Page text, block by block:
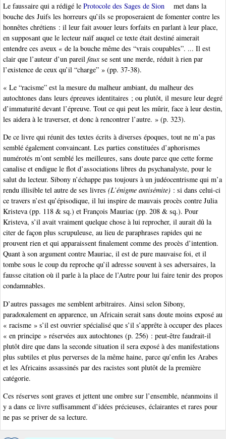
Le faussaire qui a rédigé le Protocole des Sages de Sion
met dans la
bouche des Juifs les horreurs qu’ils se proposeraient de fomenter contre les
honnêtes chrétiens : il leur fait avouer leurs forfaits en parlant à leur place,
en supposant que le lecteur naïf auquel ce texte était destiné aimerait
entendre ces aveux « de la bouche même des “vrais coupables”. ... Il est
clair que l’auteur d’un pareil fauxse sent une merde, réduit à rien par
l’existence de ceux qu’il “charge” » (pp. 37-38).
« Le “racisme” est la mesure du malheur ambiant, du malheur des
autochtones dans leurs épreuves identitaires ; ou plutôt, il mesure leur degré
d’immaturité devant l’épreuve. Tout ce qui peut les mûrir, face à leur destin,
les aidera à le traverser, et donc à rencontrer l’autre. » (p. 323).
De ce livre qui réunit des textes écrits à diverses époques, tout ne m’a pas
semblé également convaincant. Les parties constituées d’aphorismes
numérotés m’ont semblé les meilleures, sans doute parce que cette forme
canalise et endigue le flot d’associations libres du psychanalyste, pour le
salut du lecteur. Sibony n’échappe pas toujours à un judéocentrisme qui m’a
rendu illisible tel autre de ses livres (L’énigme antisémite) : si dans celui-ci
ce travers n’est qu’épisodique, il lui inspire de mauvais procès contre Julia
Kristeva (pp. 118 & sq.) et François Mauriac (pp. 208 & sq.). Pour
Kristeva, s’il avait vraiment quelque chose à lui reprocher, il aurait dû la
citer de façon plus scrupuleuse, au lieu de paraphrases rapides qui ne
prouvent rien et qui apparaissent finalement comme des procès d’intention.
Quant à son argument contre Mauriac, il est de pure mauvaise foi, et il
tombe sous le coup du reproche qu’il adresse souvent à ses adversaires, la
fausse citation où il parle à la place de l’Autre pour lui faire tenir des propos
condamnables.
D’autres passages me semblent arbitraires. Ainsi selon Sibony,
paradoxalement en apparence, un Africain serait sans doute moins exposé au
« racisme » s’il est ouvrier spécialisé que s’il s’apprête à occuper des places
« en principe » réservées aux autochtones (p. 256) : peut-être faudrait-il
plutôt dire que dans la seconde situation il sera exposé à des manifestations
plus subtiles et plus perverses de la même haine, parce qu’enfin les Arabes
et les Africains assassinés par des racistes sont plutôt de la première
catégorie.
Ces réserves sont graves et jettent une ombre sur l’ensemble, néanmoins il
y a dans ce livre suffisamment d’idées précieuses, éclairantes et rares pour
ne pas se priver de sa lecture.